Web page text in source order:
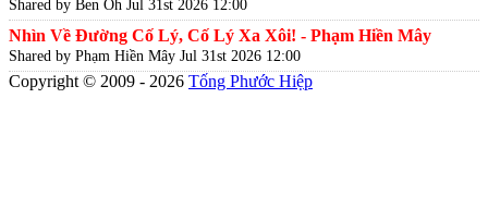
Shared by Ben Oh Jul 31st 2026 12:00
Nhìn Về Đường Cố Lý, Cố Lý Xa Xôi! - Phạm Hiền Mây
Shared by Phạm Hiền Mây Jul 31st 2026 12:00
Copyright © 2009 - 2026 Tống Phước Hiệp